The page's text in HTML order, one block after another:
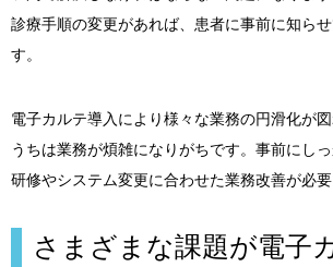
診療手順の変更があれば、患者に事前に知ら
す。
電子カルテ導入により様々な業務の円滑化が
うちは業務が煩雑になりがちです。事前にし
研修やシステム変更に合わせた業務改善が必要
さまざまな課題が電子